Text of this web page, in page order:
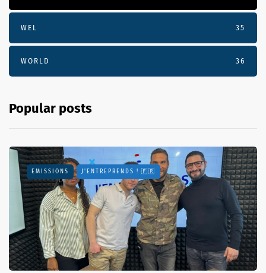
WEL 35
WORLD 36
Popular posts
EMISSIONS J'ENTREPRENDS ! 🇫🇷